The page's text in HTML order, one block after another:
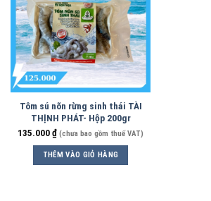
Tôm sú nõn rừng sinh thái TÀI
THỊNH PHÁT- Hộp 200gr
135.000₫ (chưa bao gồm thuế VAT)
THÊM VÀO GIỎ HÀNG